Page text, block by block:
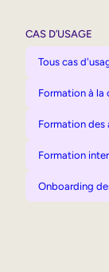
CAS D’USAGE
Tous cas
Formation à
Formation des
Formation
Onboarding